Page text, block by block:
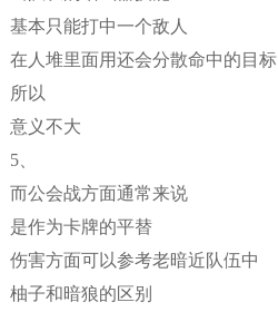
基本只能打中一个敌人
在人堆里面用还会分散命中的目标
所以
意义不大
5、
而公会战方面通常来说
是作为卡牌的平替
伤害方面可以参考老暗近队伍中
柚子和暗狼的区别